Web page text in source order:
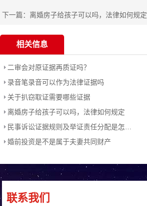
下一篇： 离婚房子给孩子可以吗，法律如何规定
相关信息
二审会对原证据再质证吗？
录音笔录音可以作为法律证据吗
关于扒窃取证需要哪些证据
离婚房子给孩子可以吗，法律如何规定
婚前投资是不是属于夫妻共同财产
联系我们